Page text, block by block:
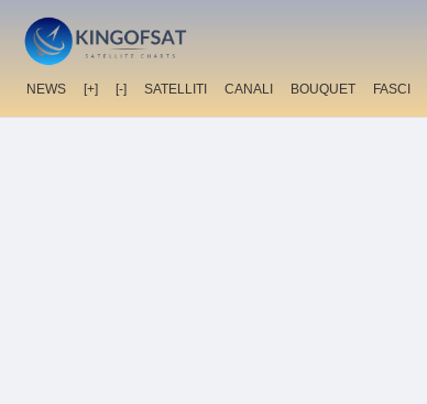
NEWS [+] [-] SATELLITI CANALI BOUQUET FASCI